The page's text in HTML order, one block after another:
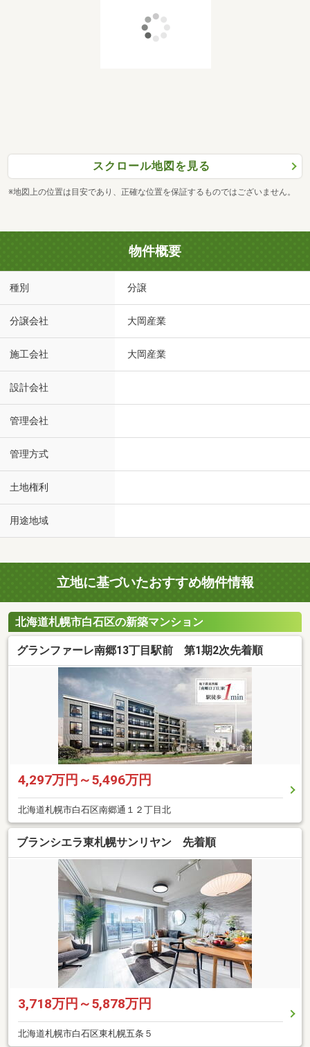
スクロール地図を見る
※地図上の位置は目安であり、正確な位置を保証するものではございません。
物件概要
種別 分譲
分譲会社 大岡産業
施工会社 大岡産業
設計会社
管理会社
管理方式
土地権利
用途地域
立地に基づいたおすすめ物件情報
北海道札幌市白石区の新築マンション
グランファーレ南郷13丁目駅前 第1期2次先着順
4,297万円～5,496万円
北海道札幌市白石区南郷通１２丁目北
ブランシエラ東札幌サンリヤン 先着順
3,718万円～5,878万円
北海道札幌市白石区東札幌五条５